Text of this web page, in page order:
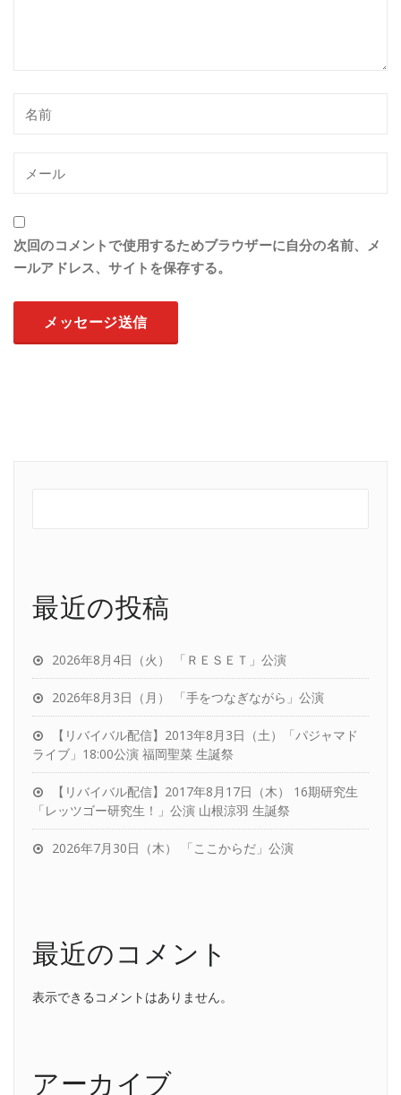
次回のコメントで使用するためブラウザーに自分の名前、メ
ールアドレス、サイトを保存する。
最近の投稿
2026年8月4日（火） 「ＲＥＳＥＴ」公演
2026年8月3日（月） 「手をつなぎながら」公演
【リバイバル配信】2013年8月3日（土）「パジャマド
ライブ」18:00公演 福岡聖菜 生誕祭
【リバイバル配信】2017年8月17日（木） 16期研究生
「レッツゴー研究生！」公演 山根涼羽 生誕祭
2026年7月30日（木） 「ここからだ」公演
最近のコメント
表示できるコメントはありません。
アーカイブ